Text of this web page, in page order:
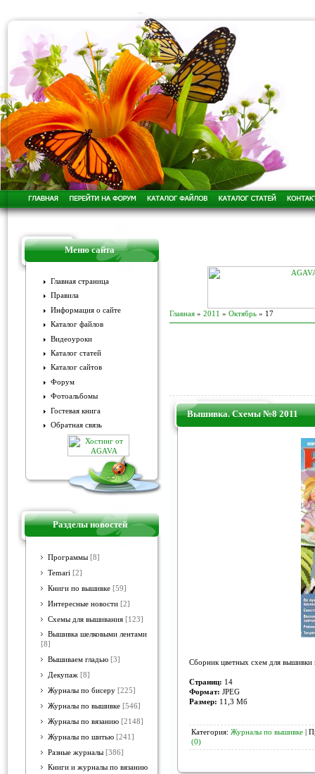
Меню сайта
Главная страница
Правила
Информация о сайте
Каталог файлов
Видеоуроки
Каталог статей
Каталог сайтов
Форум
Фотоальбомы
Гостевая книга
Обратная связь
Разделы новостей
Программы [8]
Temari [2]
Книги по вышивке [59]
Интересные новости [2]
Схемы для вышивания [123]
Вышивка шелковыми лентами
[8]
Вышиваем гладью [3]
Декупаж [8]
Журналы по бисеру [225]
Журналы по вышивке [546]
Журналы по вязанию [2148]
Журналы по шитью [241]
Разные журналы [386]
Книги и журналы по вязанию
Главная » 2011 » Октябрь » 17
Вышивка. Схемы №8 2011
Сборник цветных схем для
Страниц: 14
Формат: JPEG
Размер: 11,3 Мб
Категория: Журналы по вышивке |
(0)